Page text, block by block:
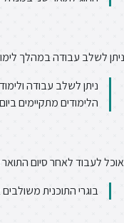
לשלב עבודה במהלך
ניתן לשלב עבודה
הלימודים מתקיימים
לעבוד לאחר סיום
בוגרי התוכנית